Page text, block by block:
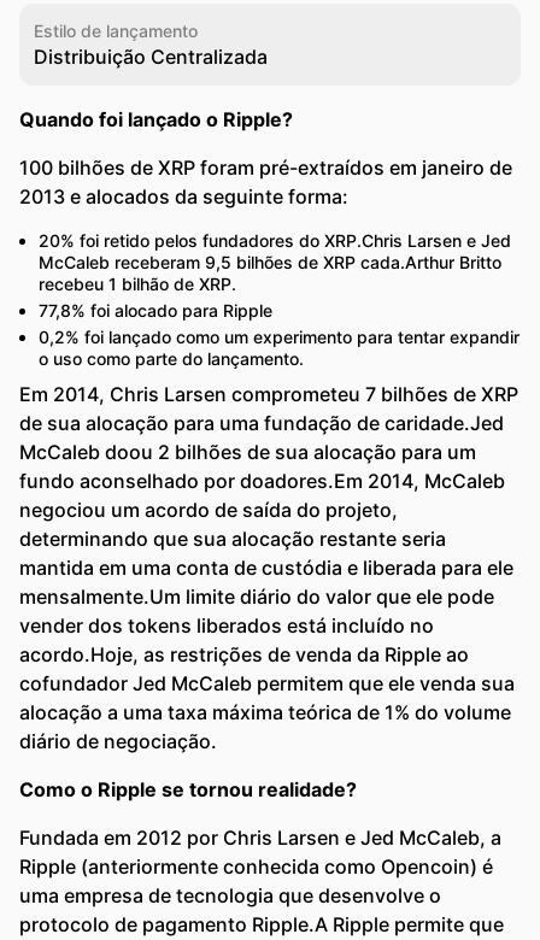
Estilo de lançamento
Distribuição Centralizada
Quando foi lançado o Ripple?
100 bilhões de XRP foram pré-extraídos em janeiro de
2013 e alocados da seguinte forma:
20% foi retido pelos fundadores do XRP.Chris Larsen e Jed
McCaleb receberam 9,5 bilhões de XRP cada.Arthur Britto
recebeu 1 bilhão de XRP.
77,8% foi alocado para Ripple
0,2% foi lançado como um experimento para tentar expandir
o uso como parte do lançamento.
Em 2014, Chris Larsen comprometeu 7 bilhões de XRP
de sua alocação para uma fundação de caridade.Jed
McCaleb doou 2 bilhões de sua alocação para um
fundo aconselhado por doadores.Em 2014, McCaleb
negociou um acordo de saída do projeto,
determinando que sua alocação restante seria
mantida em uma conta de custódia e liberada para ele
mensalmente.Um limite diário do valor que ele pode
vender dos tokens liberados está incluído no
acordo.Hoje, as restrições de venda da Ripple ao
cofundador Jed McCaleb permitem que ele venda sua
alocação a uma taxa máxima teórica de 1% do volume
diário de negociação.
Como o Ripple se tornou realidade?
Fundada em 2012 por Chris Larsen e Jed McCaleb, a
Ripple (anteriormente conhecida como Opencoin) é
uma empresa de tecnologia que desenvolve o
protocolo de pagamento Ripple.A Ripple permite que